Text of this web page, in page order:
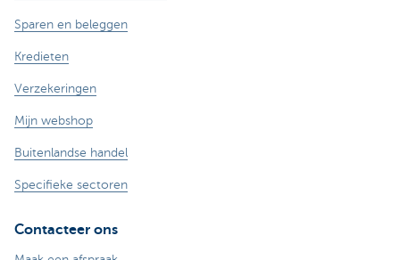
Sparen en beleggen
Kredieten
Verzekeringen
Mijn webshop
Buitenlandse handel
Specifieke sectoren
Contacteer ons